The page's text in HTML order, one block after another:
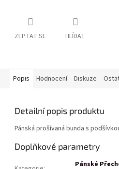
ZEPTAT SE HLÍDAT
Popis Hodnocení Diskuze
Detailní popis produktu
Pánská prošívaná bunda s
Doplňkové parametry
Pánské